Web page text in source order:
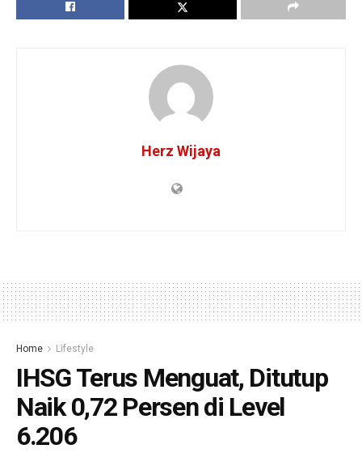
Herz Wijaya
Home Lifestyle
IHSG Terus Menguat, Ditutup
Naik 0,72 Persen di Level
6.206